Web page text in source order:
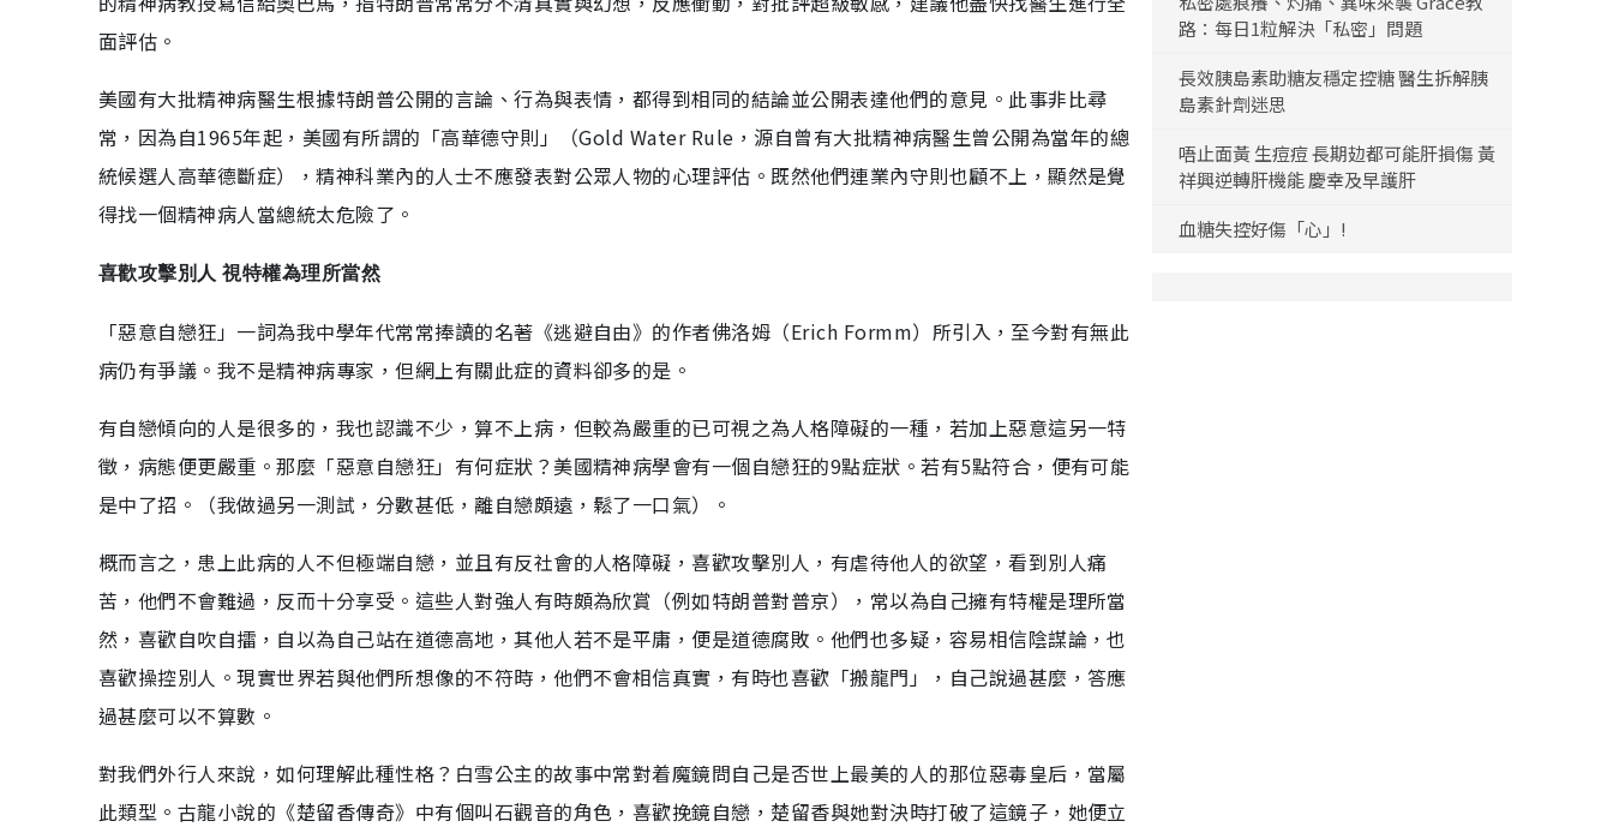
面評估。
美國有大批精神病醫生根據特朗普公開的言論、行為與表情，都得到相同的結論並公開表達他們的意見。此事非比尋
常，因為自1965年起，美國有所謂的「高華德守則」（Gold Water Rule，源自曾有大批精神病醫生曾公開為當年的總
統候選人高華德斷症），精神科業內的人士不應發表對公眾人物的心理評估。既然他們連業內守則也顧不上，顯然是覺
得找一個精神病人當總統太危險了。
喜歡攻擊別人 視特權為理所當然
「惡意自戀狂」一詞為我中學年代常常捧讀的名著《逃避自由》的作者佛洛姆（Erich Formm）所引入，至今對有無此
病仍有爭議。我不是精神病專家，但網上有關此症的資料卻多的是。
有自戀傾向的人是很多的，我也認識不少，算不上病，但較為嚴重的已可視之為人格障礙的一種，若加上惡意這另一特
徵，病態便更嚴重。那麼「惡意自戀狂」有何症狀？美國精神病學會有一個自戀狂的9點症狀。若有5點符合，便有可能
是中了招。（我做過另一測試，分數甚低，離自戀頗遠，鬆了一口氣）。
概而言之，患上此病的人不但極端自戀，並且有反社會的人格障礙，喜歡攻擊別人，有虐待他人的欲望，看到別人痛
苦，他們不會難過，反而十分享受。這些人對強人有時頗為欣賞（例如特朗普對普京），常以為自己擁有特權是理所當
然，喜歡自吹自擂，自以為自己站在道德高地，其他人若不是平庸，便是道德腐敗。他們也多疑，容易相信陰謀論，也
喜歡操控別人。現實世界若與他們所想像的不符時，他們不會相信真實，有時也喜歡「搬龍門」，自己說過甚麼，答應
過甚麼可以不算數。
對我們外行人來說，如何理解此種性格？白雪公主的故事中常對着魔鏡問自己是否世上最美的人的那位惡毒皇后，當屬
此類型。古龍小說的《楚留香傳奇》中有個叫石觀音的角色，喜歡挽鏡自戀，楚留香與她對決時打破了這鏡子，她便立
路：每日1粒解決「私密」問題
長效胰島素助糖友穩定控糖 醫生拆解胰
島素針劑迷思
唔止面黃 生痘痘 長期攰都可能肝損傷 黃
祥興逆轉肝機能 慶幸及早護肝
血糖失控好傷「心」!